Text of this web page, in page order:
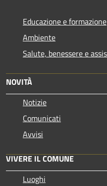
Educazione e formazione
Ambiente
Salute, benessere e
NOVITÀ
Notizie
Comunicati
Avvisi
VIVERE IL COMUNE
Luoghi